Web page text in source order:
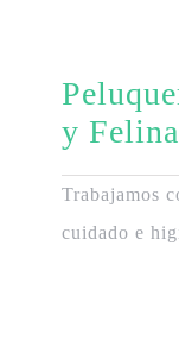
y Felina
Trabajamos
cuidado e